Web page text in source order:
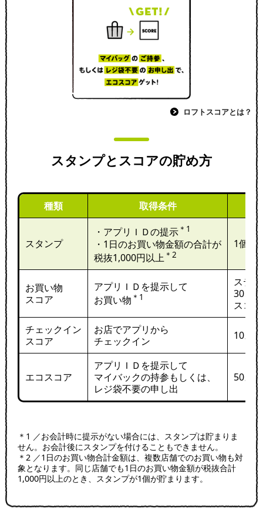
ロフトスコアとは？
スタンプとスコアの貯め方
種類 取得条件
スタンプ
・アプリＩＤの提示 ＊1
・1日のお買い物金額の合計が
税抜1,000円以上 ＊2
1個
お買い物
スコア
アプリＩＤを提示して
お買い物 ＊1
ステ
30、
スコア
チェックイン
スコア
お店でアプリから
チェックイン
10ス
エコスコア
アプリＩＤを提示して
マイバックの持参もしくは、
レジ袋不要の申し出
50ス
＊1 ／お会計時に提示がない場合には、スタンプは貯まりま
せん。お会計後にスタンプを付けることもできません。
＊2 ／1日のお買い物合計金額は、複数店舗でのお買い物も対
象となります。同じ店舗でも1日のお買い物金額が税抜合計
1,000円以上のとき、スタンプが1個が貯まります。